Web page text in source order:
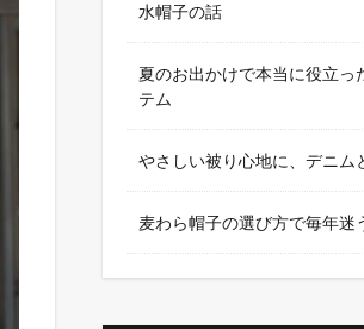
水帽子の話
夏のお出かけで本当に役立っ
テム
やさしい被り心地に、デニム
麦わら帽子の選び方で毎年迷